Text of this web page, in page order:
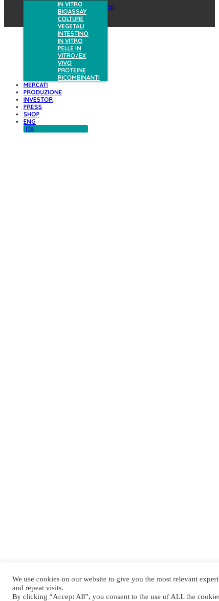
IN VITRO
BIOASSAY
COLTURE
VEGETALI
INTESTINO
IN VITRO
PELLE IN
VITRO/EX
VIVO
PROTEINE
RICOMBINANTI
MERCATI
PRODUZIONE
INVESTOR
PRESS
SHOP
ENG
ITA
design
We use cookies on our website to give you the most relevant
and repeat visits.
By clicking “Accept All”, you consent to the use of ALL the